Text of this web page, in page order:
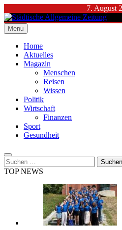
to
content
7. August
Städtische Allgemeine Zeitung
Menu
Home
Aktuelles
Magazin
Menschen
Reisen
Wissen
Politik
Wirtschaft
Finanzen
Sport
Gesundheit
Suchen
nach:
TOP NEWS